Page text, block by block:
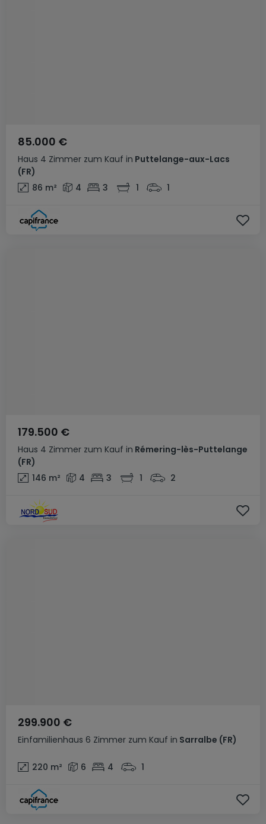
Haus 4 Zimmer zum Kauf in Puttelange-aux-Lacs
(FR)
85.000 €
86 m² 4 3 1 1
Haus 4 Zimmer zum Kauf in Rémering-lès-Puttelange
(FR)
179.500 €
146 m² 4 3 1 2
Einfamilienhaus 6 Zimmer zum Kauf in Sarralbe (FR)
299.900 €
220 m² 6 4 1